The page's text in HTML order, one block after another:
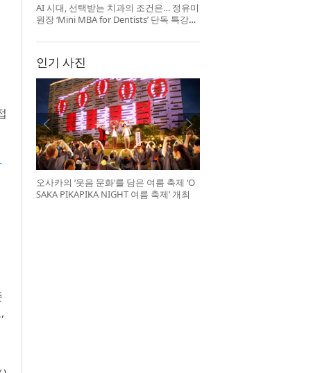
AI 시대, 선택받는 치과의 조건은… 정유미
원장 ‘Mini MBA for Dentists’ 단독 특강
인기 사진
오사카의 ‘웃음 문화’를 담은 여름 축제 ‘O
SAKA PIKAPIKA NIGHT 여름 축제’ 개최